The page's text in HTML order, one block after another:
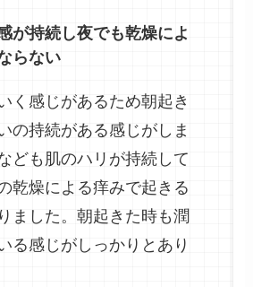
が持続し夜でも乾燥によ
らない
く感じがあるため朝起き
の持続がある感じがしま
ども肌のハリが持続して
乾燥による痒みで起きる
ました。朝起きた時も潤
る感じがしっかりとあり